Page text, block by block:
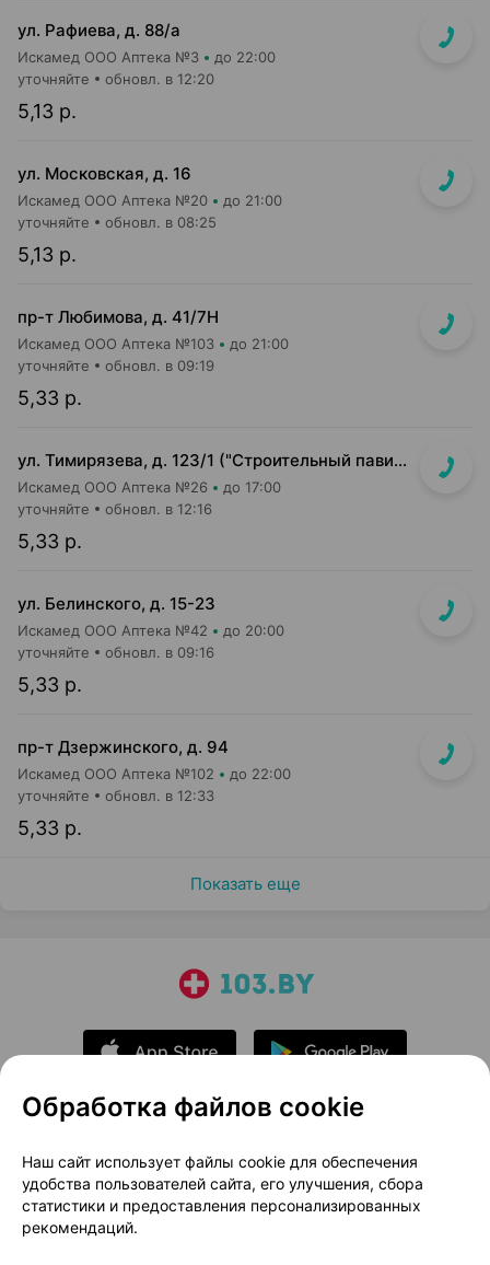
ул. Рафиева, д. 88/а
Искамед ООО Аптека №3 до 22:00
5,13 р.
уточняйте обновл. в 12:20
ул. Московская, д. 16
Искамед ООО Аптека №20 до 21:00
5,13 р.
уточняйте обновл. в 08:25
пр-т Любимова, д. 41/7Н
Искамед ООО Аптека №103 до 21:00
5,33 р.
уточняйте обновл. в 09:19
ул. Тимирязева, д. 123/1 ("Строительный павильон")
Искамед ООО Аптека №26 до 17:00
5,33 р.
уточняйте обновл. в 12:16
ул. Белинского, д. 15-23
Искамед ООО Аптека №42 до 20:00
5,33 р.
уточняйте обновл. в 09:16
пр-т Дзержинского, д. 94
Искамед ООО Аптека №102 до 22:00
5,33 р.
уточняйте обновл. в 12:33
Показать еще
О проекте
Новости проекта
Размещение рекламы
Медицинский маркетинг
Публичный договор
Доставка
Обработка файлов cookie
Наш сайт использует файлы cookie для обеспечения
удобства пользователей сайта, его улучшения, сбора
статистики и предоставления персонализированных
рекомендаций.